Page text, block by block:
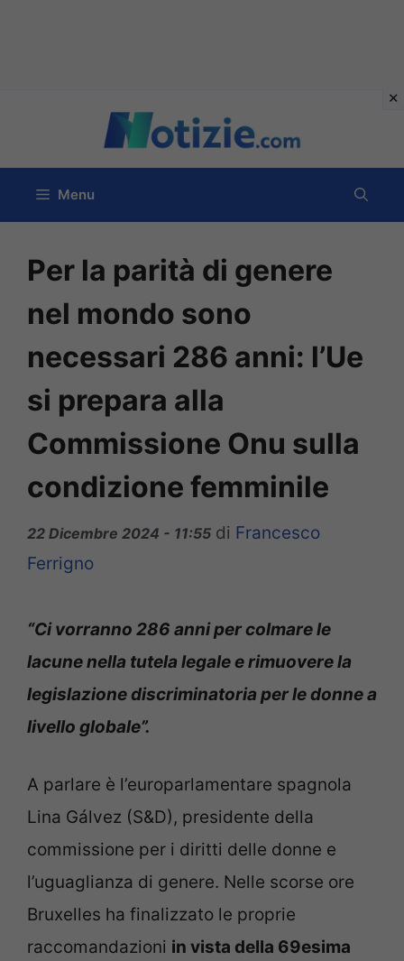
contenuto
Menu
Per la parità di genere
nel mondo sono
necessari 286 anni: l’Ue
si prepara alla
Commissione Onu sulla
condizione femminile
22 Dicembre 2024 - 11:55 di Francesco
Ferrigno
“Ci vorranno 286 anni per colmare le
lacune nella tutela legale e rimuovere la
legislazione discriminatoria per le donne a
livello globale”.
A parlare è l’europarlamentare spagnola
Lina Gálvez (S&D), presidente della
commissione per i diritti delle donne e
l’uguaglianza di genere. Nelle scorse ore
Bruxelles ha finalizzato le proprie
raccomandazioni in vista della 69esima